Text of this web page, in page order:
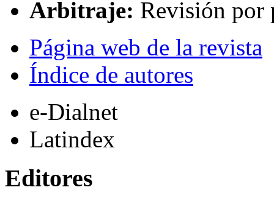
Arbitraje: Revisión por
Página web de la revista
Índice de autores
e-Dialnet
Latindex
Editores